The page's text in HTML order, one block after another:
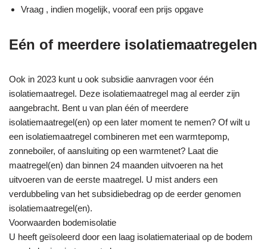
Vraag , indien mogelijk, vooraf een prijs opgave
Eén of meerdere isolatiemaatregelen
Ook in 2023 kunt u ook subsidie aanvragen voor één
isolatiemaatregel. Deze isolatiemaatregel mag al eerder zijn
aangebracht. Bent u van plan één of meerdere
isolatiemaatregel(en) op een later moment te nemen? Of wilt u
een isolatiemaatregel combineren met een warmtepomp,
zonneboiler, of aansluiting op een warmtenet? Laat die
maatregel(en) dan binnen 24 maanden uitvoeren na het
uitvoeren van de eerste maatregel. U mist anders een
verdubbeling van het subsidiebedrag op de eerder genomen
isolatiemaatregel(en).
Voorwaarden bodemisolatie
U heeft geïsoleerd door een laag isolatiemateriaal op de bodem